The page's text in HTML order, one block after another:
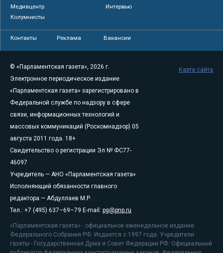
Медиацентр
Интервью
Колумнисты
Контакты Реклама Вакансии
© «Парламентская газета», 2026 г.
Электронное периодическое издание
«Парламентская газета» зарегистрировано в
Федеральной службе по надзору в сфере
связи, информационных технологий и
массовых коммуникаций (Роскомнадзор) 05
августа 2011 года. 18+
Свидетельство о регистрации Эл № ФС77-
46097
Учредитель — АНО «Парламентская газета»
Исполняющий обязанности главного
редактора — Абдуллаев М.Р.
Тел.: +7 (495) 637–69–79 E-mail: pg@pnp.ru
«Парламентская газета» - официальное еженедельное издание
Федерального Собрания РФ. Издается с 1997 года. Учредители
газеты - Государственная Дума и Совет Федерации РФ. Официальный
Карта сайта